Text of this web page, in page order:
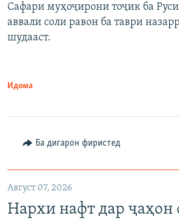
Сафари муҳоҷирони тоҷик ба
аввали соли равон ба таври
шудааст.
Идома
Ба дигарон фиристед
Август 07, 2026
Нархи нафт дар ҷаҳон